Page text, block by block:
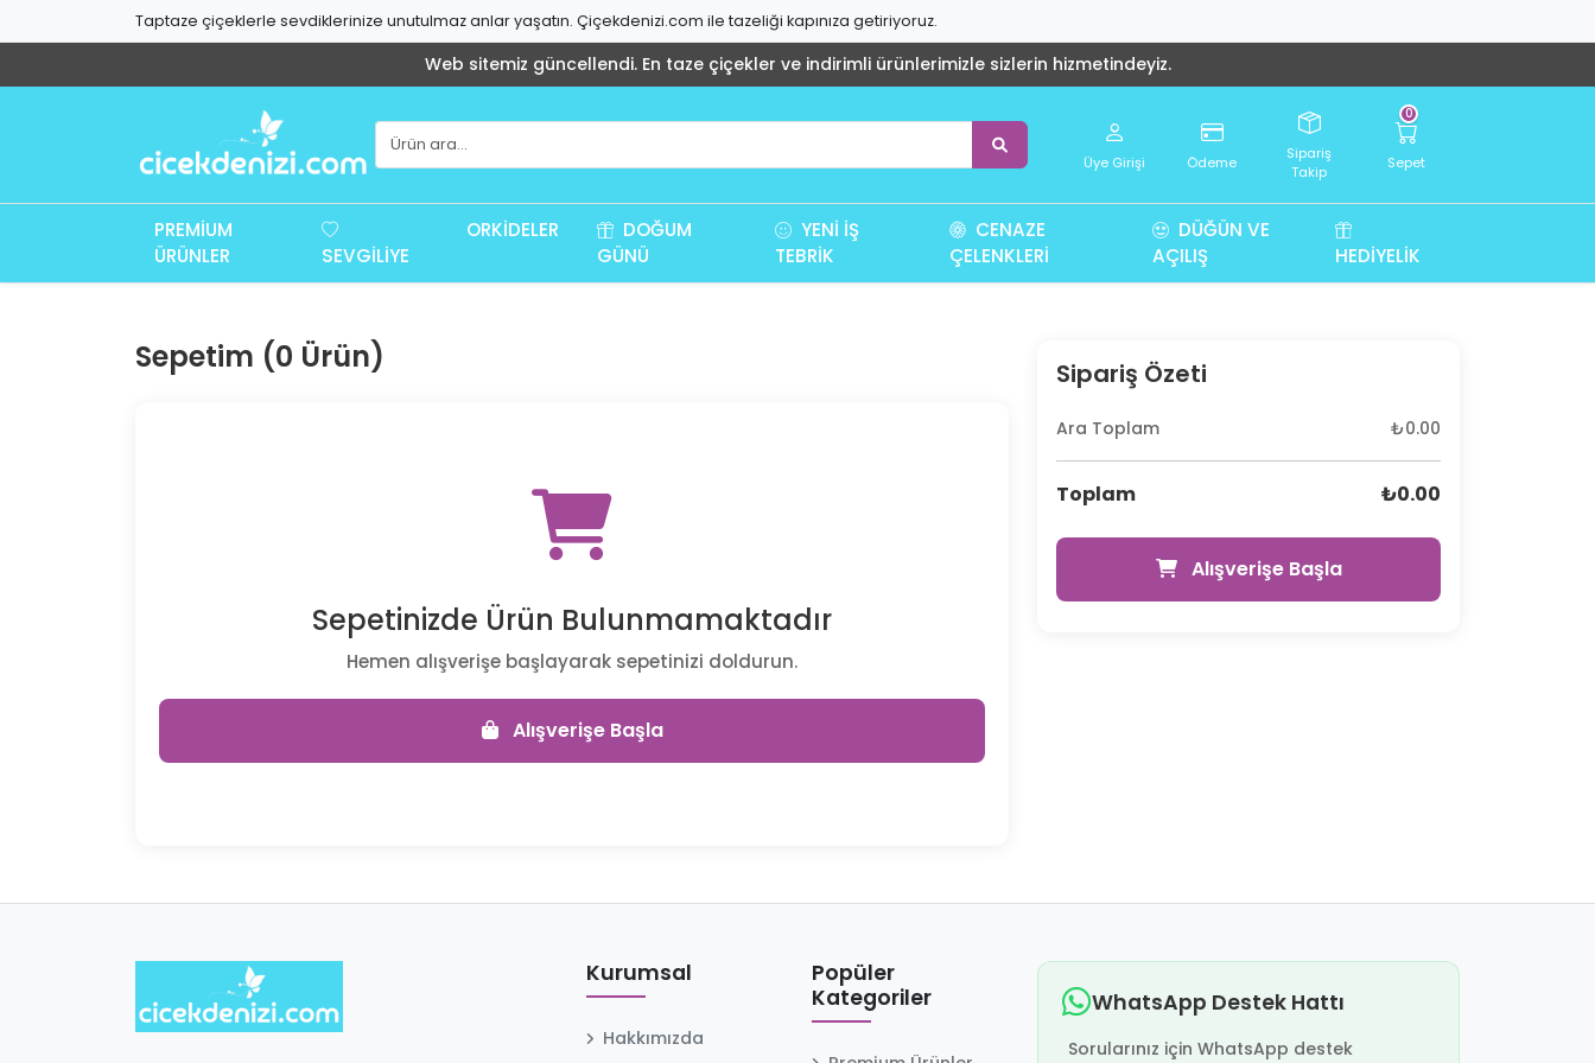
Taptaze çiçeklerle sevdiklerinize unutulmaz anlar yaşatın. Çiçekdenizi.com ile tazeliği kapınıza getiriyoruz.
Web sitemiz güncellendi. En taze çiçekler ve indirimli ürünlerimizle sizlerin hizmetindeyiz.
Üye Girişi Ödeme
Sipariş
Takip
Sepet
0
PREMIUM
ÜRÜNLER
SEVGILIYE
ORKIDELER
DOĞUM
GÜNÜ
YENI İŞ
TEBRIK
CENAZE
ÇELENKLERI
DÜĞÜN VE
AÇILIŞ
HEDIYELIK
Sipariş Özeti
Ara Toplam ₺0.00
Toplam ₺0.00
Alışverişe Başla
Sepetim (0 Ürün)
Sepetinizde Ürün Bulunmamaktadır
Hemen alışverişe başlayarak sepetinizi doldurun.
Alışverişe Başla
Kurumsal
Hakkımızda
Popüler
Kategoriler
WhatsApp Destek Hattı
Sorularınız için WhatsApp destek